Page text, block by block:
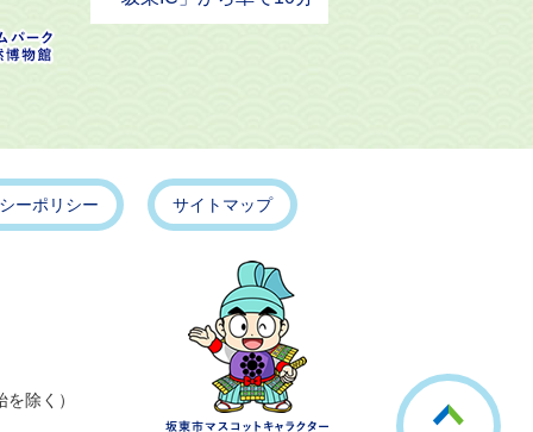
ーポリシー サイトマップ
除く）